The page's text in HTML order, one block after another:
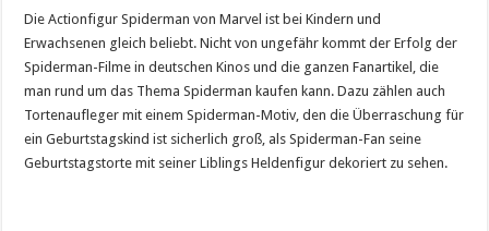
Die Actionfigur Spiderman von Marvel ist bei Kindern und
Erwachsenen gleich beliebt. Nicht von ungefähr kommt der Erfolg der
Spiderman-Filme in deutschen Kinos und die ganzen Fanartikel, die
man rund um das Thema Spiderman kaufen kann. Dazu zählen auch
Tortenaufleger mit einem Spiderman-Motiv, den die Überraschung für
ein Geburtstagskind ist sicherlich groß, als Spiderman-Fan seine
Geburtstagstorte mit seiner Liblings Heldenfigur dekoriert zu sehen.